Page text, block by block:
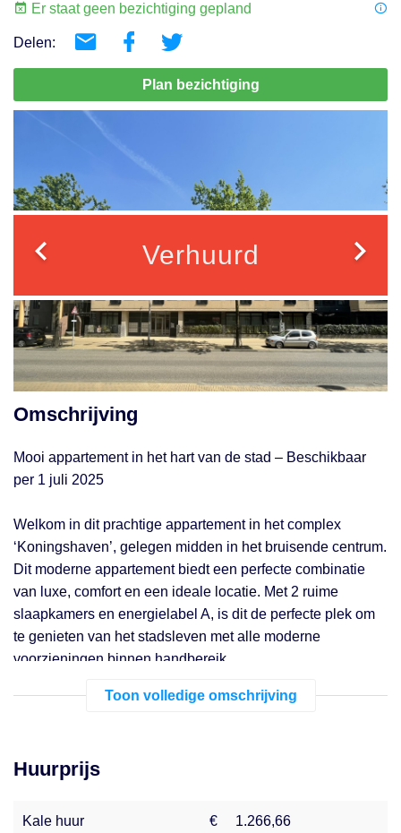
Er staat geen bezichtiging gepland
Delen:
Plan bezichtiging
Verhuurd
Omschrijving
Mooi appartement in het hart van de stad – Beschikbaar
per 1 juli 2025
Welkom in dit prachtige appartement in het complex
‘Koningshaven’, gelegen midden in het bruisende centrum.
Dit moderne appartement biedt een perfecte combinatie
van luxe, comfort en een ideale locatie. Met 2 ruime
slaapkamers en energielabel A, is dit de perfecte plek om
te genieten van het stadsleven met alle moderne
voorzieningen binnen handbereik.
Wat je kunt verwachten:
het appartement, perfect om te ontspannen.
Interieur: De woning is voorzien van luxe afwerkingen,
Toon volledige omschrijving
Huurprijs
Kale huur € 1.266,66